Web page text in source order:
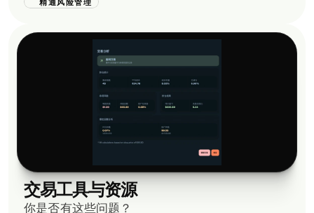
交易工具与资源
你是否有这些问题？